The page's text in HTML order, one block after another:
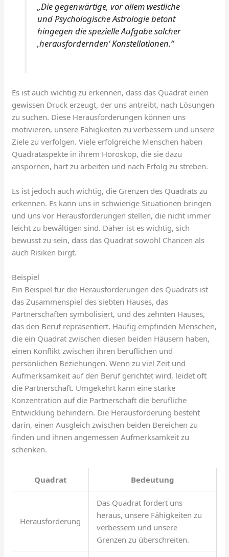
„Die gegenwärtige, vor allem westliche
und Psychologische Astrologie betont
hingegen die spezielle Aufgabe solcher
‚herausfordernden‘ Konstellationen.“
Es ist auch wichtig zu erkennen, dass das Quadrat einen
gewissen Druck erzeugt, der uns antreibt, nach Lösungen
zu suchen. Diese Herausforderungen können uns
motivieren, unsere Fähigkeiten zu verbessern und unsere
Ziele zu verfolgen. Viele erfolgreiche Menschen haben
Quadrataspekte in ihrem Horoskop, die sie dazu
anspornen, hart zu arbeiten und nach Erfolg zu streben.
Es ist jedoch auch wichtig, die Grenzen des Quadrats zu
erkennen. Es kann uns in schwierige Situationen bringen
und uns vor Herausforderungen stellen, die nicht immer
leicht zu bewältigen sind. Daher ist es wichtig, sich
bewusst zu sein, dass das Quadrat sowohl Chancen als
auch Risiken birgt.
Beispiel
Ein Beispiel für die Herausforderungen des Quadrats ist
das Zusammenspiel des siebten Hauses, das
Partnerschaften symbolisiert, und des zehnten Hauses,
das den Beruf repräsentiert. Häufig empfinden Menschen,
die ein Quadrat zwischen diesen beiden Häusern haben,
einen Konflikt zwischen ihren beruflichen und
persönlichen Beziehungen. Wenn zu viel Zeit und
Aufmerksamkeit auf den Beruf gerichtet wird, leidet oft
die Partnerschaft. Umgekehrt kann eine starke
Konzentration auf die Partnerschaft die berufliche
Entwicklung behindern. Die Herausforderung besteht
darin, einen Ausgleich zwischen beiden Bereichen zu
finden und ihnen angemessen Aufmerksamkeit zu
schenken.
Quadrat Bedeutung
Herausforderung
Das Quadrat fordert uns
heraus, unsere Fähigkeiten zu
verbessern und unsere
Grenzen zu überschreiten.